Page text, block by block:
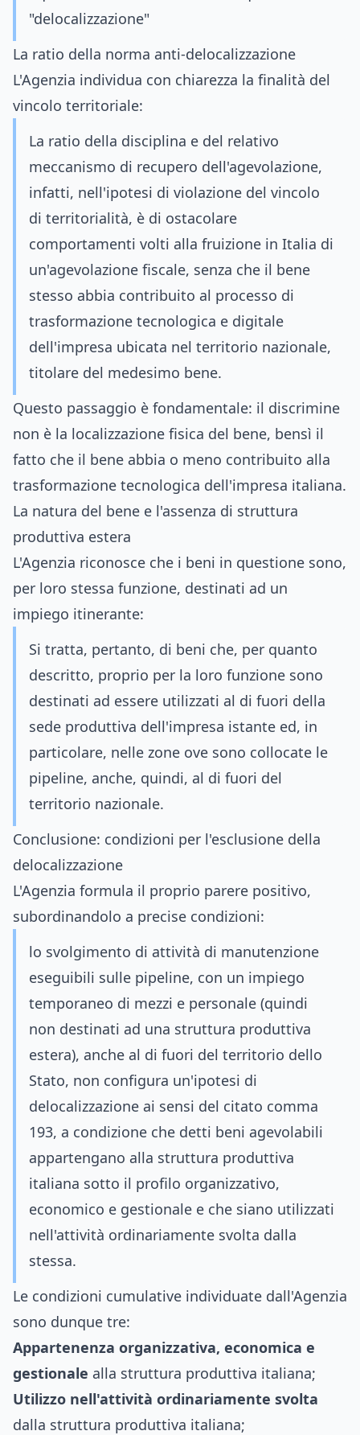
"delocalizzazione"
La ratio della norma anti-delocalizzazione
L'Agenzia individua con chiarezza la finalità del
vincolo territoriale:
La ratio della disciplina e del relativo
meccanismo di recupero dell'agevolazione,
infatti, nell'ipotesi di violazione del vincolo
di territorialità, è di ostacolare
comportamenti volti alla fruizione in Italia di
un'agevolazione fiscale, senza che il bene
stesso abbia contribuito al processo di
trasformazione tecnologica e digitale
dell'impresa ubicata nel territorio nazionale,
titolare del medesimo bene.
Questo passaggio è fondamentale: il discrimine
non è la localizzazione fisica del bene, bensì il
fatto che il bene abbia o meno contribuito alla
trasformazione tecnologica dell'impresa italiana.
La natura del bene e l'assenza di struttura
produttiva estera
L'Agenzia riconosce che i beni in questione sono,
per loro stessa funzione, destinati ad un
impiego itinerante:
Si tratta, pertanto, di beni che, per quanto
descritto, proprio per la loro funzione sono
destinati ad essere utilizzati al di fuori della
sede produttiva dell'impresa istante ed, in
particolare, nelle zone ove sono collocate le
pipeline, anche, quindi, al di fuori del
territorio nazionale.
Conclusione: condizioni per l'esclusione della
delocalizzazione
L'Agenzia formula il proprio parere positivo,
subordinandolo a precise condizioni:
lo svolgimento di attività di manutenzione
eseguibili sulle pipeline, con un impiego
temporaneo di mezzi e personale (quindi
non destinati ad una struttura produttiva
estera), anche al di fuori del territorio dello
Stato, non configura un'ipotesi di
delocalizzazione ai sensi del citato comma
193, a condizione che detti beni agevolabili
appartengano alla struttura produttiva
italiana sotto il profilo organizzativo,
economico e gestionale e che siano utilizzati
nell'attività ordinariamente svolta dalla
stessa.
Le condizioni cumulative individuate dall'Agenzia
sono dunque tre:
Appartenenza organizzativa, economica e
gestionale alla struttura produttiva italiana;
Utilizzo nell'attività ordinariamente svolta
dalla struttura produttiva italiana;